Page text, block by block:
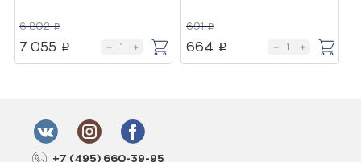
6 802 p
7 055 p
691 p
664 p
+7 (495) 660-39-95